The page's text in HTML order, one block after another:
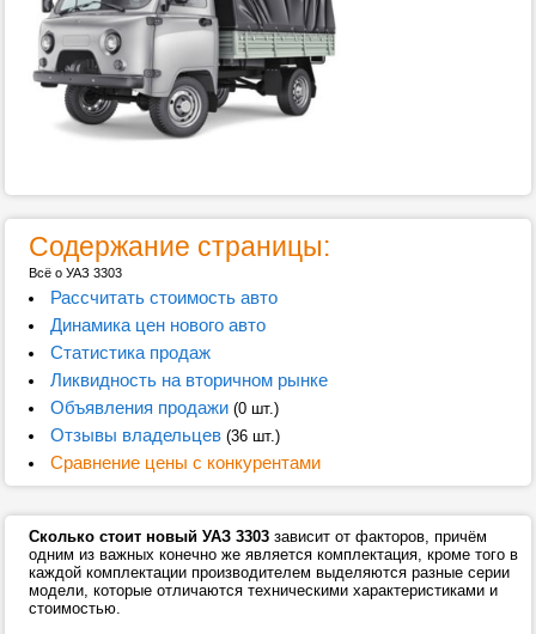
Содержание страницы:
Всё о УАЗ 3303
Рассчитать стоимость авто
Динамика цен нового авто
Статистика продаж
Ликвидность на вторичном рынке
Объявления продажи(0 шт.)
Отзывы владельцев(36 шт.)
Сравнение цены с конкурентами
Сколько стоит новый УАЗ 3303 зависит от факторов, причём
одним из важных конечно же является комплектация, кроме того в
каждой комплектации производителем выделяются разные серии
модели, которые отличаются техническими характеристиками и
стоимостью.